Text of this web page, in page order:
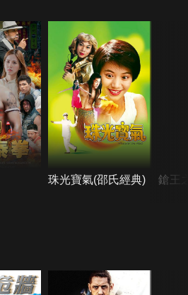
珠光寶氣(邵氏經典) 鎗王